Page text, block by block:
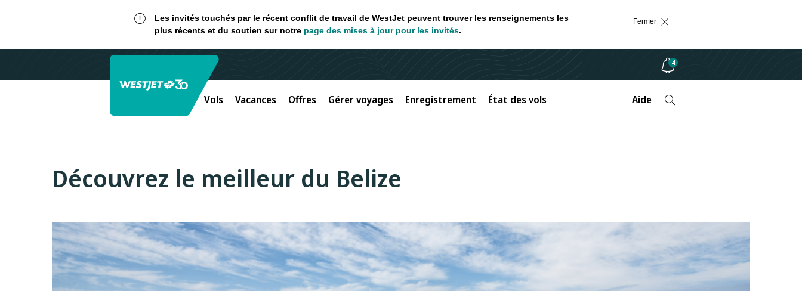
Les invités touchés par le récent conflit de travail de WestJet peuvent trouver les renseignements les
plus récents et du soutien sur notre page des mises à jour pour les invités.
Fermer
4
Vols Vacances Offres Gérer voyages Enregistrement État des vols Aide
Découvrez le meilleur du Belize